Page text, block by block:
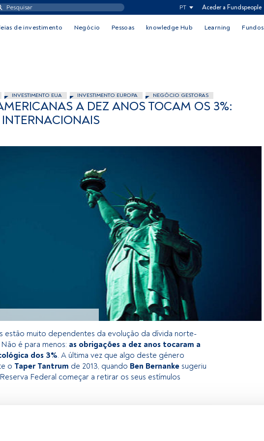
PT Aceder a Fundspeople
de investimento Negócio Pessoas knowledge Hub Learning Fundos
INVESTIMENTO EUA INVESTIMENTO EUROPA NEGÓCIO GESTORAS
A DEZ ANOS TOCAM OS 3%:
estão muito dependentes da evolução da dívida norte-
é para menos: as obrigações a dez anos tocaram a
dos 3%. A última vez que algo deste género
o Taper Tantrum de 2013, quando Ben Bernanke sugeriu
Federal começar a retirar os seus estímulos
para os utilizadores registados da FundsPeople. Se já